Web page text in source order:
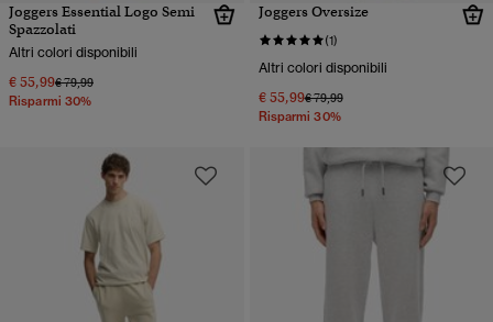
Joggers Essential Logo Semi
Spazzolati
Altri colori disponibili
€ 55,99Prezzo ridotto da
€ 79,99a
Risparmi 30%
Joggers Oversize
(1)
Altri colori disponibili
€ 55,99Prezzo ridotto da
€ 79,99a
Risparmi 30%